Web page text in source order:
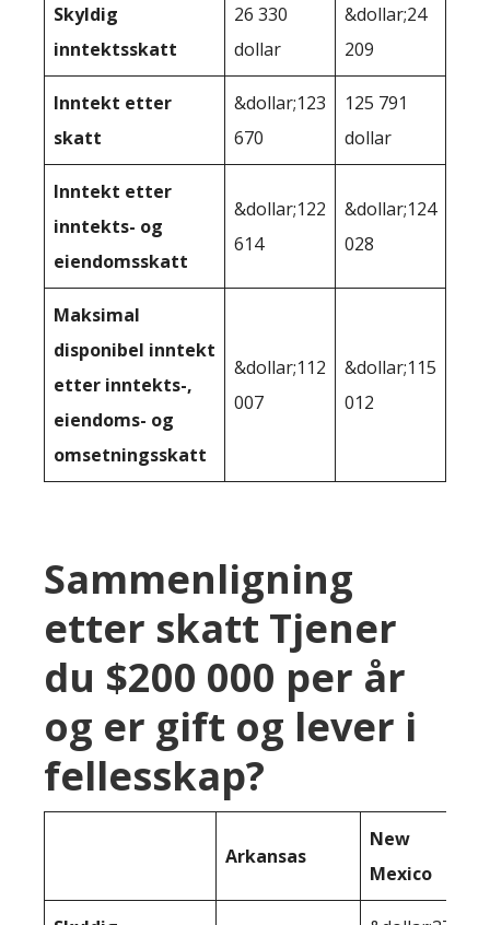
Skyldig
inntektsskatt
26 330
dollar
&dollar;24
209
Inntekt etter
skatt
&dollar;123
670
125 791
dollar
Inntekt etter
inntekts- og
eiendomsskatt
&dollar;122
614
&dollar;124
028
Maksimal
disponibel inntekt
etter inntekts-,
eiendoms- og
omsetningsskatt
&dollar;112
007
&dollar;115
012
Sammenligning
etter skatt Tjener
du $200 000 per år
og er gift og lever i
fellesskap?
Arkansas
New
Mexico